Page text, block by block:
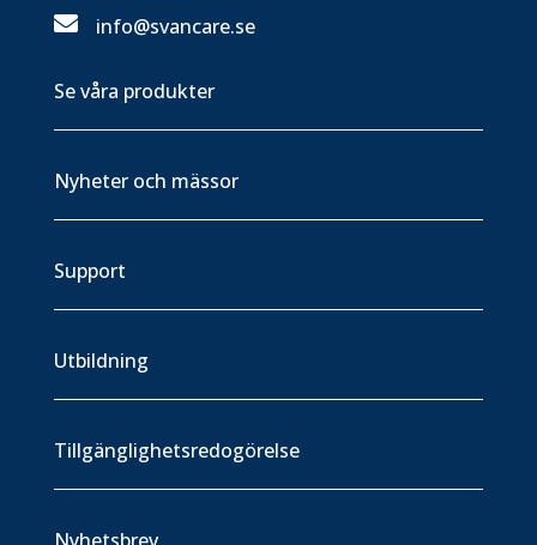
 info@svancare.se
Se våra produkter
Nyheter och mässor
Support
Utbildning
Tillgänglighetsredogörelse